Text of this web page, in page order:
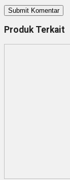
Produk Terkait